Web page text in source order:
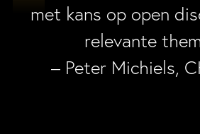
met kans op open
relevante
– Peter Michiels,